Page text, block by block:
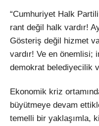
“Cumhuriyet Halk
rant değil halk vardır!
Gösteriş değil hizmet
vardır! Ve en önemlisi;
demokrat belediyecilik
Ekonomik kriz
büyütmeye devam
temelli bir yaklaşımla,